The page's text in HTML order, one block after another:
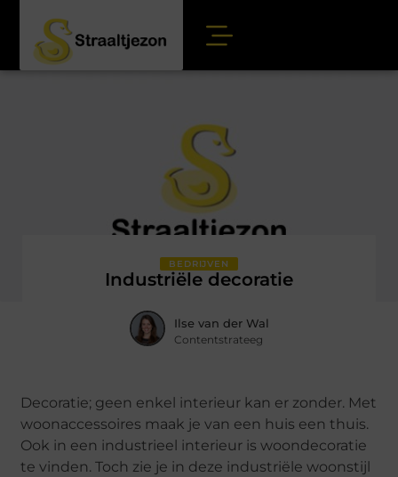
BEDRIJVEN
Industriële decoratie
Ilse van der Wal
Contentstrateeg
Decoratie; geen enkel interieur kan er zonder. Met
woonaccessoires maak je van een huis een thuis.
Ook in een industrieel interieur is woondecoratie
te vinden. Toch zie je in deze industriële woonstijl